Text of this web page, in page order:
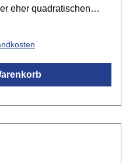
eher quadratischen
wird durch den
unterstützt.
und Mundlochkamin der
mit C-